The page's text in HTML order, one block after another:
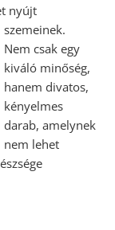
nyújt
szemeinek.
Nem csak egy
kiváló minőség,
hanem divatos,
kényelmes
darab, amelynek
nem lehet